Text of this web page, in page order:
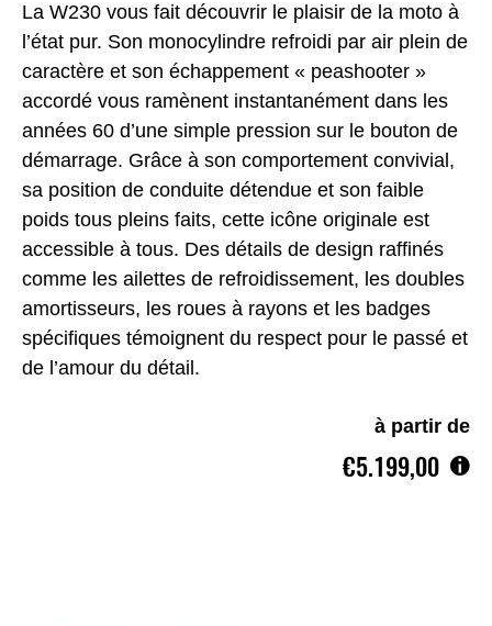
La W230 vous fait découvrir le plaisir de la moto à
l’état pur. Son monocylindre refroidi par air plein de
caractère et son échappement « peashooter »
accordé vous ramènent instantanément dans les
années 60 d’une simple pression sur le bouton de
démarrage. Grâce à son comportement convivial,
sa position de conduite détendue et son faible
poids tous pleins faits, cette icône originale est
accessible à tous. Des détails de design raffinés
comme les ailettes de refroidissement, les doubles
amortisseurs, les roues à rayons et les badges
spécifiques témoignent du respect pour le passé et
de l’amour du détail.
à partir de
€5.199,00